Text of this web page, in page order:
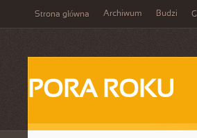
Strona główna Archiwum Budzi
PORA ROKU